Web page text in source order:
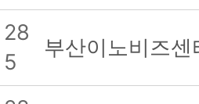
28
5
부산이노비즈